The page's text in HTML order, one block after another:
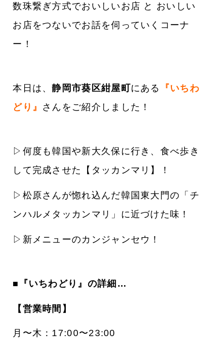
数珠繋ぎ方式でおいしいお店 と おいしい
お店をつないでお話を伺っていくコーナ
ー！
本日は、静岡市葵区紺屋町にある
『いちわ
どり』 さんをご紹介しました！
▷何度も韓国や新大久保に行き、食べ歩き
して完成させた【タッカンマリ】！
▷松原さんが惚れ込んだ韓国東大門の「チ
ンハルメタッカンマリ」に近づけた味！
▷新メニューのカンジャンセウ ！
■『いちわどり 』の詳細…
【営業時間】
月〜木：17:00〜23:00